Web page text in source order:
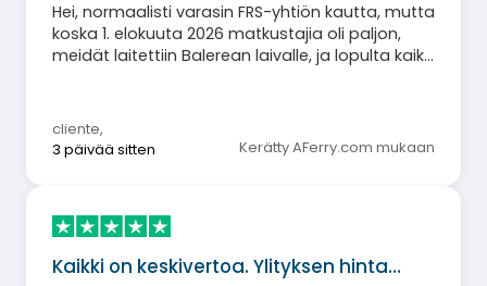
Hei, normaalisti varasin FRS-yhtiön kautta, mutta
koska 1. elokuuta 2026 matkustajia oli paljon,
meidät laitettiin Balerean laivalle, ja lopulta kaikki
cliente,
3 päivää sitten
Kerätty AFerry.com mukaan
Kaikki on keskivertoa. Ylityksen hinta…